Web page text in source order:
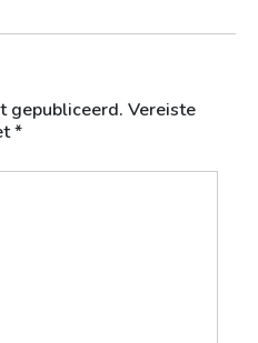
gepubliceerd. Vereiste
*